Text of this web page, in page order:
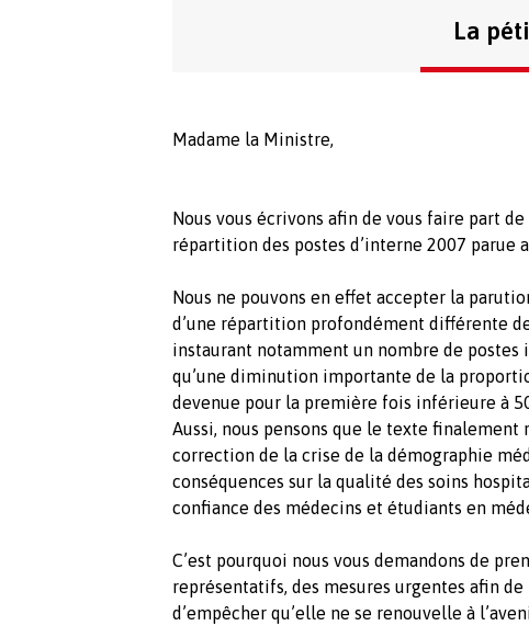
La
Madame la Ministre,
Nous vous écrivons afin de vous faire part
répartition des postes d’interne 2007 parue
Nous ne pouvons en effet accepter la
d’une répartition profondément différente
instaurant notamment un nombre de postes
qu’une diminution importante de la
devenue pour la première fois inférieure à
Aussi, nous pensons que le texte
correction de la crise de la démographie
conséquences sur la qualité des soins
confiance des médecins et étudiants en
C’est pourquoi nous vous demandons de
représentatifs, des mesures urgentes afin
d’empêcher qu’elle ne se renouvelle à